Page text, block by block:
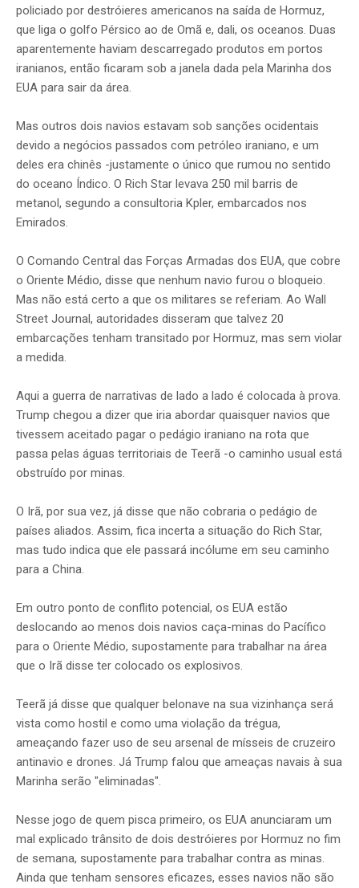
policiado por destróieres americanos na saída de Hormuz,
que liga o golfo Pérsico ao de Omã e, dali, os oceanos. Duas
aparentemente haviam descarregado produtos em portos
iranianos, então ficaram sob a janela dada pela Marinha dos
EUA para sair da área.
Mas outros dois navios estavam sob sanções ocidentais
devido a negócios passados com petróleo iraniano, e um
deles era chinês -justamente o único que rumou no sentido
do oceano Índico. O Rich Star levava 250 mil barris de
metanol, segundo a consultoria Kpler, embarcados nos
Emirados.
O Comando Central das Forças Armadas dos EUA, que cobre
o Oriente Médio, disse que nenhum navio furou o bloqueio.
Mas não está certo a que os militares se referiam. Ao Wall
Street Journal, autoridades disseram que talvez 20
embarcações tenham transitado por Hormuz, mas sem violar
a medida.
Aqui a guerra de narrativas de lado a lado é colocada à prova.
Trump chegou a dizer que iria abordar quaisquer navios que
tivessem aceitado pagar o pedágio iraniano na rota que
passa pelas águas territoriais de Teerã -o caminho usual está
obstruído por minas.
O Irã, por sua vez, já disse que não cobraria o pedágio de
países aliados. Assim, fica incerta a situação do Rich Star,
mas tudo indica que ele passará incólume em seu caminho
para a China.
Em outro ponto de conflito potencial, os EUA estão
deslocando ao menos dois navios caça-minas do Pacífico
para o Oriente Médio, supostamente para trabalhar na área
que o Irã disse ter colocado os explosivos.
Teerã já disse que qualquer belonave na sua vizinhança será
vista como hostil e como uma violação da trégua,
ameaçando fazer uso de seu arsenal de mísseis de cruzeiro
antinavio e drones. Já Trump falou que ameaças navais à sua
Marinha serão "eliminadas".
Nesse jogo de quem pisca primeiro, os EUA anunciaram um
mal explicado trânsito de dois destróieres por Hormuz no fim
de semana, supostamente para trabalhar contra as minas.
Ainda que tenham sensores eficazes, esses navios não são